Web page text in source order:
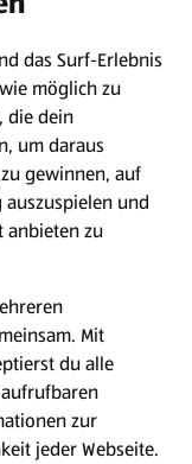
das Surf-Erlebnis
möglich zu
die dein
um daraus
gewinnen, auf
und
anbieten zu
Mit
du alle
zur
jeder Webseite.